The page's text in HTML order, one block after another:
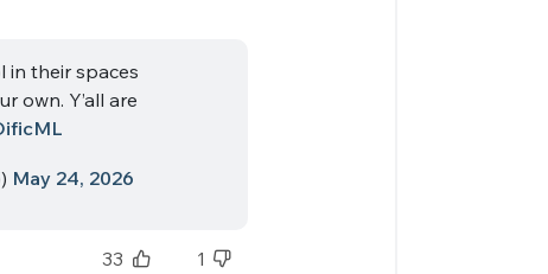
in their spaces
own. Y’all are
May 24, 2026
33 1
PSEUDO